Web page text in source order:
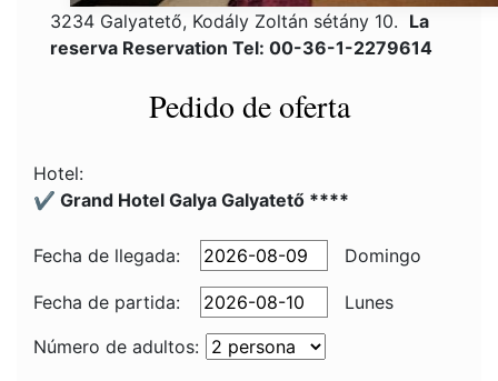
3234 Galyatető, Kodály Zoltán sétány 10. La
reserva Reservation Tel: 00-36-1-2279614
Pedido de oferta
Hotel:
✔️ Grand Hotel Galya Galyatető ****
Fecha de llegada: Domingo
Fecha de partida:
Lunes
Número de adultos: